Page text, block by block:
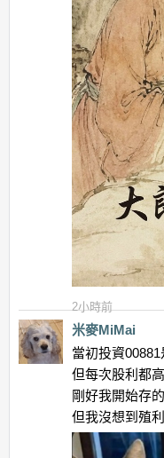
2小時前
米麥MiMai
當初投資00881
但每次股利都
剛好我開始存
但我沒想到殖